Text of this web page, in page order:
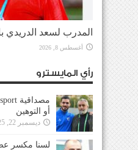
المدرب لسعد الدريدي
أغسطس 8, 2026
رأي المايسترو
أو التوهين
ديسمبر 22, 2025
لسنا مكسر